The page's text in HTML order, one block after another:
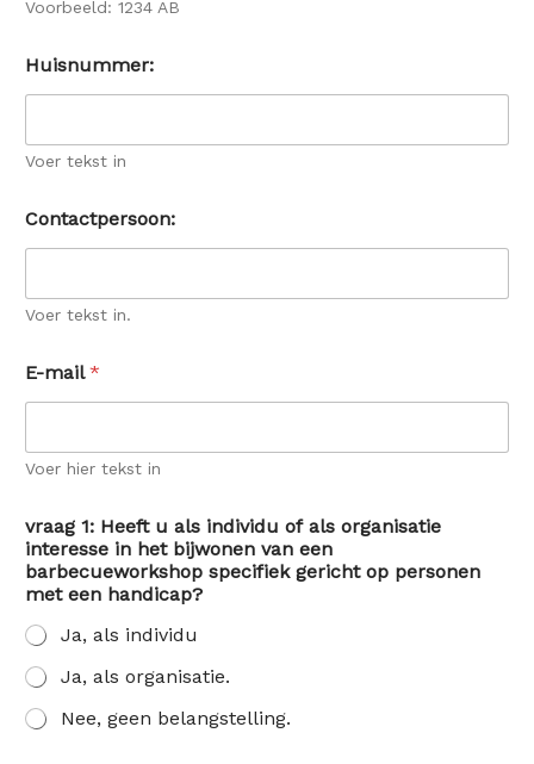
Voorbeeld: 1234 AB
Huisnummer:
Voer tekst in
Contactpersoon:
Voer tekst in.
E-mail*
Voer hier tekst in
vraag 1: Heeft u als individu of als organisatie
interesse in het bijwonen van een
barbecueworkshop specifiek gericht op personen
met een handicap?
Ja, als individu
Ja, als organisatie.
Nee, geen belangstelling.